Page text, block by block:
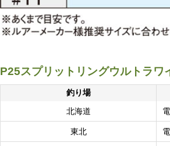
P25スプリットリングウルトラワ
釣り場
北海道
東北